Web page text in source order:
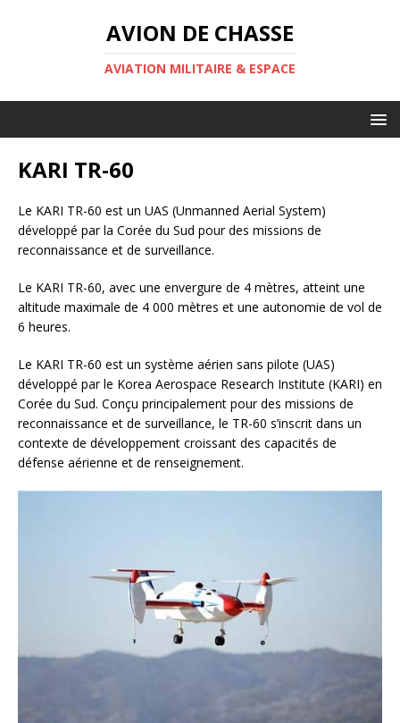
AVION DE CHASSE
AVIATION MILITAIRE & ESPACE
KARI TR-60
Le KARI TR-60 est un UAS (Unmanned Aerial System)
développé par la Corée du Sud pour des missions de
reconnaissance et de surveillance.
Le KARI TR-60, avec une envergure de 4 mètres, atteint une
altitude maximale de 4 000 mètres et une autonomie de vol de
6 heures.
Le KARI TR-60 est un système aérien sans pilote (UAS)
développé par le Korea Aerospace Research Institute (KARI) en
Corée du Sud. Conçu principalement pour des missions de
reconnaissance et de surveillance, le TR-60 s’inscrit dans un
contexte de développement croissant des capacités de
défense aérienne et de renseignement.